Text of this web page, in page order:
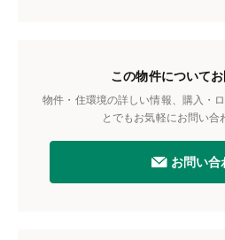
この物件について
物件・住環境の詳しい情報、購入・
とでもお気軽にお問い合
お問い合